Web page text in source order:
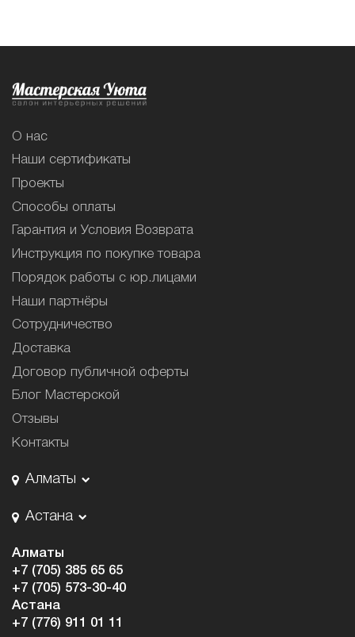
О нас
Наши сертификаты
Проекты
Способы оплаты
Гарантия и Условия Возврата
Инструкция по покупке товара
Порядок работы с юр.лицами
Наши партнёры
Сотрудничество
Доставка
Договор публичной оферты
Блог Мастерской
Отзывы
Контакты
Алматы
Астана
Алматы
+7 (705) 385 65 65
+7 (705) 573-30-40
Астана
+7 (776) 911 01 11